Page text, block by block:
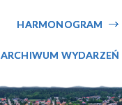
HARMONOGRAM
ARCHIWUM WYDARZEŃ